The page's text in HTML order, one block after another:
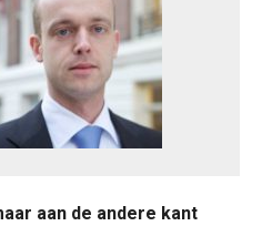
aan de andere kant